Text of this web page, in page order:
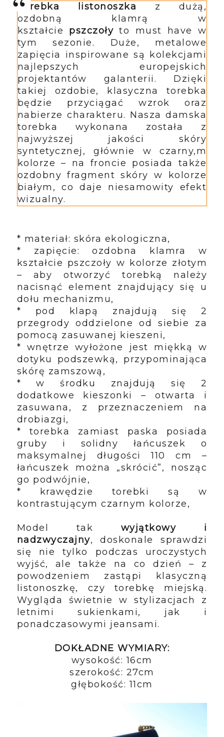
Torebka listonoszka
z dużą,
ozdobną klamrą w
kształcie pszczołyto must have w
tym sezonie. Duże, metalowe
zapięcia inspirowane są kolekcjami
najlepszych europejskich
projektantów galanterii. Dzięki
takiej ozdobie, klasyczna torebka
będzie przyciągać wzrok oraz
nabierze charakteru. Nasza damska
torebka wykonana została z
najwyższej jakości skóry
syntetycznej, głównie w czarny,m
kolorze – na froncie posiada także
ozdobny fragment skóry w kolorze
białym, co daje niesamowity efekt
wizualny.
* materiał: skóra ekologiczna,
* zapięcie: ozdobna klamra w
kształcie pszczoły w kolorze złotym
– aby otworzyć torebką należy
nacisnąć element znajdujący się u
dołu mechanizmu,
* pod klapą znajdują się 2
przegrody oddzielone od siebie za
pomocą zasuwanej kieszeni,
* wnętrze wyłożone jest miękką w
dotyku podszewką, przypominająca
skórę zamszową,
* w środku znajdują się 2
dodatkowe kieszonki – otwarta i
zasuwana, z przeznaczeniem na
drobiazgi,
* torebka zamiast paska posiada
gruby i solidny łańcuszek o
maksymalnej długości 110 cm –
łańcuszek można „skrócić”, nosząc
go podwójnie,
* krawędzie torebki są w
kontrastującym czarnym kolorze,
Model tak wyjątkowy i
nadzwyczajny, doskonale sprawdzi
się nie tylko podczas uroczystych
wyjść, ale także na co dzień – z
powodzeniem zastąpi klasyczną
listonoszkę, czy torebkę miejską.
Wygląda świetnie w stylizacjach z
letnimi sukienkami, jak i
ponadczasowymi jeansami.
DOKŁADNE WYMIARY:
wysokość: 16cm
szerokość: 27cm
głębokość: 11cm